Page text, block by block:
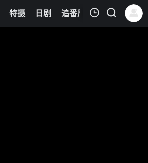
特摄 日剧 追番周表 今日更新
6